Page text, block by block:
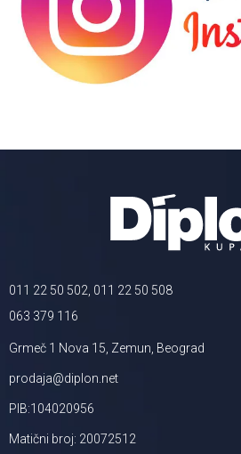
011 22 50 502, 011 22 50 508
063 379 116
Grmeč 1 Nova 15, Zemun, Beograd
prodaja@diplon.net
PIB:104020956
Matični broj: 20072512